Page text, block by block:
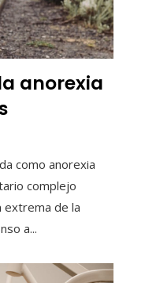
anorexia
como anorexia
complejo
extrema de la
a...